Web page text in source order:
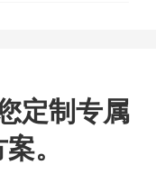
定制专属
。